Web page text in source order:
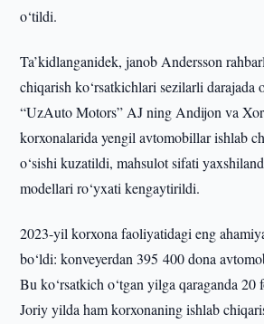
o‘tildi.
Ta’kidlanganidek, janob Andersson
chiqarish ko‘rsatkichlari sezilarli darajada
“UzAuto Motors” AJ ning Andijon va
korxonalarida yengil avtomobillar ishlab
o‘sishi kuzatildi, mahsulot sifati
modellari ro‘yxati kengaytirildi.
2023-yil korxona faoliyatidagi eng
bo‘ldi: konveyerdan 395 400 dona
Bu ko‘rsatkich o‘tgan yilga qaraganda 20
Joriy yilda ham korxonaning ishlab